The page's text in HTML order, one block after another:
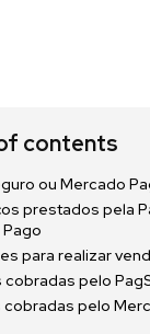
contents
ou Mercado
prestados pela
para realizar
cobradas pelo
cobradas pelo